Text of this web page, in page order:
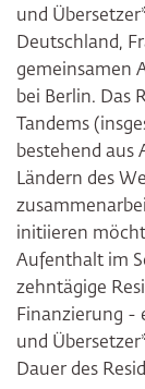
und
Deutschland,
gemeinsamen
bei Berlin. Das
Tandems
bestehend aus
Ländern des
initiieren
Aufenthalt im
zehntägige
Finanzierung -
und
Dauer des